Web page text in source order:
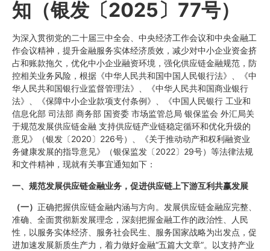
知（银发〔2025〕77号）
为深入贯彻党的二十届三中全会、中央经济工作会议和中央金融工
作会议精神，提升金融服务实体经济质效，减少对中小企业资金挤
占和账款拖欠，优化中小企业融资环境，强化供应链金融规范，防
控相关业务风险，根据《中华人民共和国中国人民银行法》、《中
华人民共和国银行业监督管理法》、《中华人民共和国商业银行
法》、《保障中小企业款项支付条例》、《中国人民银行 工业和
信息化部 司法部 商务部 国资委 市场监管总局 银保监会 外汇局关
于规范发展供应链金融 支持供应链产业链稳定循环和优化升级的
意见》（银发〔2020〕226号）、《关于推动动产和权利融资业
务健康发展的指导意见》（银保监发〔2022〕29号）等法律法规
和文件精神，现就有关事宜通知如下：
一、规范发展供应链金融业务，促进供应链上下游互利共赢发展
（一） 正确把握供应链金融内涵与方向。发展供应链金融应完整、
准确、全面贯彻新发展理念，深刻把握金融工作的政治性、人民
性，以服务实体经济、服务社会民生、服务国家战略为出发点，促
进加速发展新质生产力，着力做好金融“五篇大文章”。以支持产业